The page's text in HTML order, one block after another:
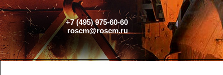
+7 (495) 975-60-60
roscm@roscm.ru